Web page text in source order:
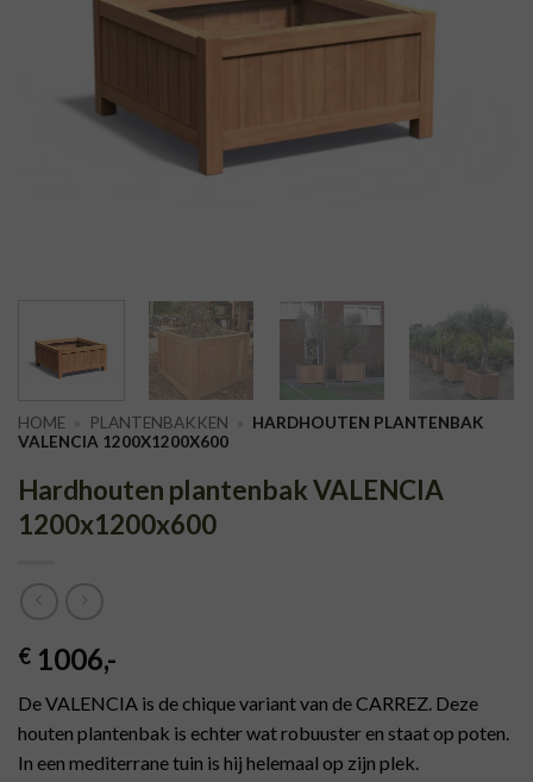
HOME » PLANTENBAKKEN » HARDHOUTEN PLANTENBAK
VALENCIA 1200X1200X600
Hardhouten plantenbak VALENCIA
1200x1200x600
€ 1006,-
De VALENCIA is de chique variant van de CARREZ. Deze
houten plantenbak is echter wat robuuster en staat op poten.
In een mediterrane tuin is hij helemaal op zijn plek.